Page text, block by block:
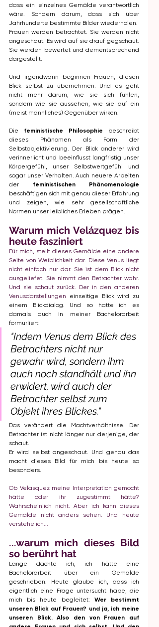
dass ein einzelnes Gemälde verantwortlich
wäre. Sondern darum, dass sich über
Jahrhunderte bestimmte Bilder wiederholen.
Frauen werden betrachtet. Sie werden nicht
angeschaut. Es wird auf sie drauf gegschaut.
Sie werden bewertet und dementsprechend
dargestellt.
Und irgendwann beginnen Frauen, diesen
Blick selbst zu übernehmen. Und es geht
nicht mehr darum, wie sie sich fühlen,
sondern wie sie aussehen, wie sie auf ein
(meist männliches) Gegenüber wirken.
Die feministische Philosophie beschreibt
dieses Phänomen als Form der
Selbstobjektivierung. Der Blick anderer wird
verinnerlicht und beeinflusst langfristig unser
Körpergefühl, unser Selbstwertgefühl und
sogar unser Verhalten. Auch neuere Arbeiten
der
feministischen Phänomenologie
beschäftigen sich mit genau dieser Erfahrung
und zeigen, wie sehr gesellschaftliche
Normen unser leibliches Erleben prägen.
Warum mich Velázquez bis
heute fasziniert
Für mich, stellt dieses Gemälde eine andere
Seite von Weiblichkeit dar. Diese Venus liegt
nicht einfach nur dar. Sie ist dem Blick nicht
ausgeliefet. Sie nimmt den Betrachter wahr.
Und sie schaut zurück. Der in den anderen
Venusdarstellungen einseitige Blick wird zu
einem Blickdialog. Und so hatte ich es
damals auch in meiner Bachelorarbeit
formurliert:
"Indem Venus dem Blick des
Betrachters nicht nur
gewahr wird, sondern ihm
auch noch standhält und ihn
erwidert, wird auch der
Betrachter selbst zum
Objekt ihres Blickes."
Das verändert die Machtverhältnisse. Der
Betrachter ist nicht länger nur derjenige, der
schaut.
Er wird selbst angeschaut. Und genau das
macht dieses Bild für mich bis heute so
besonders.
Ob Velasquez meine Interpretation gemocht
hätte oder ihr zugestimmt hätte?
Wahrscheinlich nicht. Aber ich kann dieses
Gemälde nicht anders sehen. Und heute
verstehe ich...
...warum mich dieses Bild
so berührt hat
Lange dachte ich, ich hätte eine
Bachelorarbeit über ein Gemälde
geschrieben. Heute glaube ich, dass ich
eigentlich eine Frage untersucht habe, die
mich bis heute begleitet: Wer bestimmt
unseren Blick auf Frauen? und ja, ich meine
unseren Blick. Also den von Frauen auf